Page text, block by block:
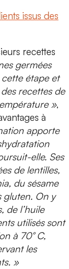
issus des
recettes
germées
étape et
recettes de
»,
à
apporte
elle. Ses
de lentilles,
du sésame
gluten. On y
de l’huile
utilisés sont
à 70° C,
les
»